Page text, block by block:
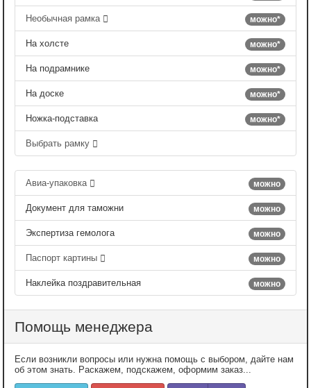
можно*
Необычная рамка
можно*
На холсте
можно*
На подрамнике
можно*
На доске
можно*
Ножка-подставка
Выбрать рамку
можно
Авиа-упаковка
можно
Документ для таможни
можно
Экспертиза гемолога
можно
Паспорт картины
можно
Наклейка поздравительная
Помощь менеджера
Если возникли вопросы или нужна помощь с выбором, дайте нам
об этом знать. Раскажем, подскажем, оформим заказ...